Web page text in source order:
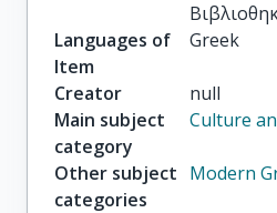
Languages of
Item
Greek
Creator
null
Main subject
category
Culture
Other subject
categories
Modern